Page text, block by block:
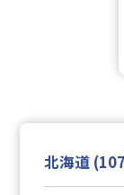
北海道